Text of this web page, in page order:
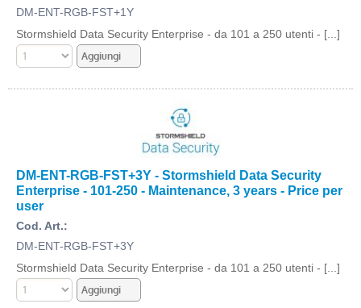
DM-ENT-RGB-FST+1Y
Stormshield Data Security Enterprise - da 101 a 250 utenti - [...]
DM-ENT-RGB-FST+3Y - Stormshield Data Security
Enterprise - 101-250 - Maintenance, 3 years - Price per
user
Cod. Art.:
DM-ENT-RGB-FST+3Y
Stormshield Data Security Enterprise - da 101 a 250 utenti - [...]